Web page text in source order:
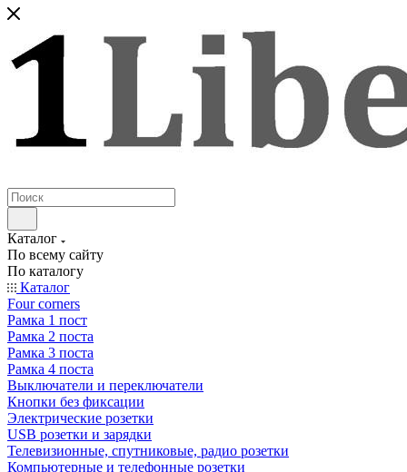
Каталог
По всему сайту
По каталогу
Каталог
Four corners
Рамка 1 пост
Рамка 2 поста
Рамка 3 поста
Рамка 4 поста
Выключатели и переключатели
Кнопки без фиксации
Электрические розетки
USB розетки и зарядки
Телевизионные, спутниковые, радио розетки
Компьютерные и телефонные розетки